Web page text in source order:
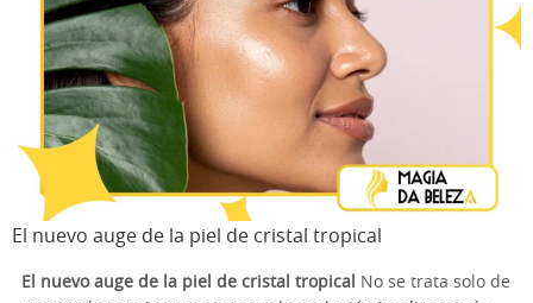
El nuevo auge de la piel de cristal tropical
El nuevo auge de la piel de cristal tropical
No se trata solo de